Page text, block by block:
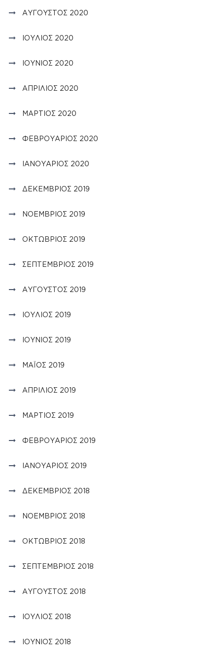
ΑΎΓΟΥΣΤΟΣ 2020
ΙΟΎΛΙΟΣ 2020
ΙΟΎΝΙΟΣ 2020
ΑΠΡΊΛΙΟΣ 2020
ΜΆΡΤΙΟΣ 2020
ΦΕΒΡΟΥΆΡΙΟΣ 2020
ΙΑΝΟΥΆΡΙΟΣ 2020
ΔΕΚΈΜΒΡΙΟΣ 2019
ΝΟΈΜΒΡΙΟΣ 2019
ΟΚΤΏΒΡΙΟΣ 2019
ΣΕΠΤΈΜΒΡΙΟΣ 2019
ΑΎΓΟΥΣΤΟΣ 2019
ΙΟΎΛΙΟΣ 2019
ΙΟΎΝΙΟΣ 2019
ΜΆΙΟΣ 2019
ΑΠΡΊΛΙΟΣ 2019
ΜΆΡΤΙΟΣ 2019
ΦΕΒΡΟΥΆΡΙΟΣ 2019
ΙΑΝΟΥΆΡΙΟΣ 2019
ΔΕΚΈΜΒΡΙΟΣ 2018
ΝΟΈΜΒΡΙΟΣ 2018
ΟΚΤΏΒΡΙΟΣ 2018
ΣΕΠΤΈΜΒΡΙΟΣ 2018
ΑΎΓΟΥΣΤΟΣ 2018
ΙΟΎΛΙΟΣ 2018
ΙΟΎΝΙΟΣ 2018